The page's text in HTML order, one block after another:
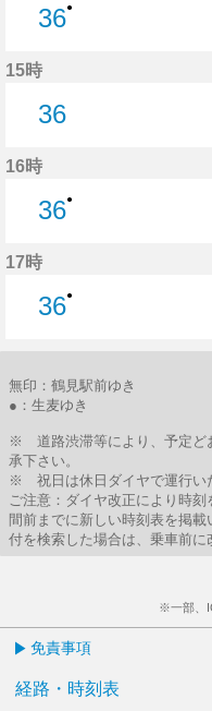
36●
15時
36
16時
36●
17時
36●
無印：鶴見駅前ゆき
●：生麦ゆき
※ 道路渋滞等により、予定ど
承下さい。
※ 祝日は休日ダイヤで運行い
ご注意：ダイヤ改正により時
間前までに新しい時刻表を掲
付を検索した場合は、乗車前に
※一部、
免責事項
経路・時刻表